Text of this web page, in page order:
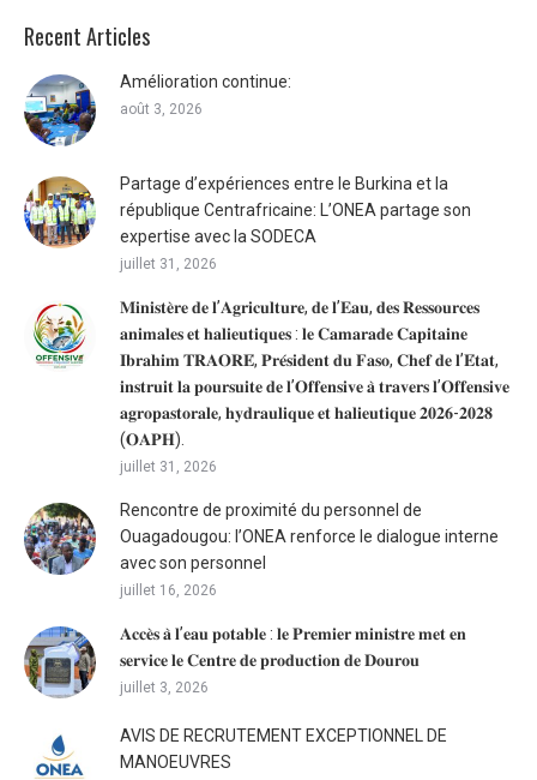
Recent Articles
Amélioration continue:
août 3, 2026
Partage d’expériences entre le Burkina et la
république Centrafricaine: L’ONEA partage son
expertise avec la SODECA
juillet 31, 2026
𝐌𝐢𝐧𝐢𝐬𝐭𝐞̀𝐫𝐞 𝐝𝐞 𝐥’𝐀𝐠𝐫𝐢𝐜𝐮𝐥𝐭𝐮𝐫𝐞, 𝐝𝐞 𝐥’𝐄𝐚𝐮, 𝐝𝐞𝐬 𝐑𝐞𝐬𝐬𝐨𝐮𝐫𝐜𝐞𝐬
𝐚𝐧𝐢𝐦𝐚𝐥𝐞𝐬 𝐞𝐭 𝐡𝐚𝐥𝐢𝐞𝐮𝐭𝐢𝐪𝐮𝐞𝐬 : 𝐥𝐞 𝐂𝐚𝐦𝐚𝐫𝐚𝐝𝐞 𝐂𝐚𝐩𝐢𝐭𝐚𝐢𝐧𝐞
𝐈𝐛𝐫𝐚𝐡𝐢𝐦 𝐓𝐑𝐀𝐎𝐑𝐄́, 𝐏𝐫𝐞́𝐬𝐢𝐝𝐞𝐧𝐭 𝐝𝐮 𝐅𝐚𝐬𝐨, 𝐂𝐡𝐞𝐟 𝐝𝐞 𝐥’𝐄́𝐭𝐚𝐭,
𝐢𝐧𝐬𝐭𝐫𝐮𝐢𝐭 𝐥𝐚 𝐩𝐨𝐮𝐫𝐬𝐮𝐢𝐭𝐞 𝐝𝐞 𝐥’𝐎𝐟𝐟𝐞𝐧𝐬𝐢𝐯𝐞 𝐚̀ 𝐭𝐫𝐚𝐯𝐞𝐫𝐬 𝐥’𝐎𝐟𝐟𝐞𝐧𝐬𝐢𝐯𝐞
𝐚𝐠𝐫𝐨𝐩𝐚𝐬𝐭𝐨𝐫𝐚𝐥𝐞, 𝐡𝐲𝐝𝐫𝐚𝐮𝐥𝐢𝐪𝐮𝐞 𝐞𝐭 𝐡𝐚𝐥𝐢𝐞𝐮𝐭𝐢𝐪𝐮𝐞 𝟐𝟎𝟐𝟔-𝟐𝟎𝟐𝟖
(𝐎𝐀𝐏𝐇).
juillet 31, 2026
Rencontre de proximité du personnel de
Ouagadougou: l’ONEA renforce le dialogue interne
avec son personnel
juillet 16, 2026
𝐀𝐜𝐜𝐞̀𝐬 𝐚̀ 𝐥’𝐞𝐚𝐮 𝐩𝐨𝐭𝐚𝐛𝐥𝐞 : 𝐥𝐞 𝐏𝐫𝐞𝐦𝐢𝐞𝐫 𝐦𝐢𝐧𝐢𝐬𝐭𝐫𝐞 𝐦𝐞𝐭 𝐞𝐧
𝐬𝐞𝐫𝐯𝐢𝐜𝐞 𝐥𝐞 𝐂𝐞𝐧𝐭𝐫𝐞 𝐝𝐞 𝐩𝐫𝐨𝐝𝐮𝐜𝐭𝐢𝐨𝐧 𝐝𝐞 𝐃𝐨𝐮𝐫𝐨𝐮
juillet 3, 2026
AVIS DE RECRUTEMENT EXCEPTIONNEL DE
MANOEUVRES